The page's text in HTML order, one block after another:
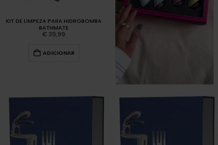
KIT DE LIMPEZA PARA HIDROBOMBA
BATHMATE
€ 39,99
ADICIONAR